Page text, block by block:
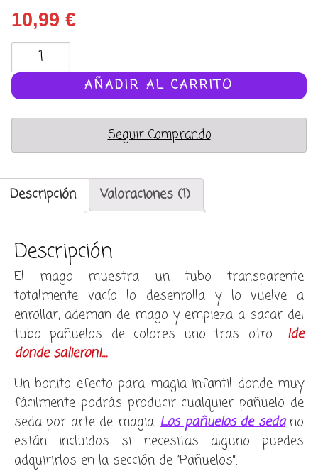
10,99 €
transparente
cantidad
AÑADIR AL CARRITO
Seguir Comprando
Descripción Valoraciones (1)
Descripción
El mago muestra un tubo transparente
totalmente vacío lo desenrolla y lo vuelve a
enrollar, ademan de mago y empieza a sacar del
tubo pañuelos de colores uno tras otro… ¡de
donde salieron!…
Un bonito efecto para magia infantil donde muy
fácilmente podrás producir cualquier pañuelo de
seda por arte de magia.Los pañuelos de sedano
están incluidos si necesitas alguno puedes
adquirirlos en la sección de “Pañuelos”.